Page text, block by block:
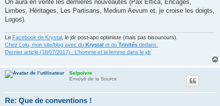
On aura en vente les dernières nouveautés (Pax Elfica, Encagés,
Limbes, Héritages, Les Partisans, Medium Aevum et, je croise les doigts,
Logos).
Le Facebook de Krystal
, le jdr post-apo optimiste (mais pas bisounours).
Chez Lolu, mon site/blog avec du Krystal et du Trinités dedans.
Dernier article (18/07/2017) : L'homme et la femme dans le jdr
Selpoivre
Envoyé de la Source
Re: Que de conventions !